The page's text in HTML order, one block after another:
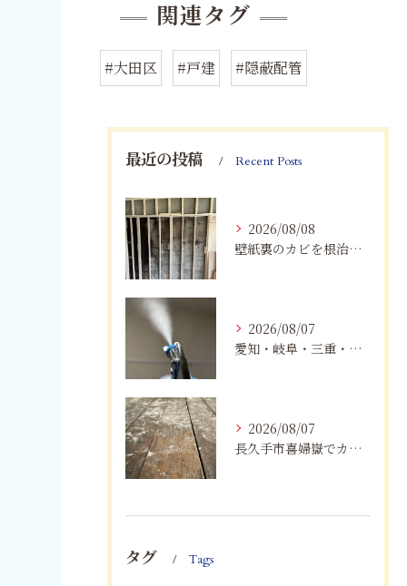
関連タグ
#大田区 #戸建 #隠蔽配管
最近の投稿 Recent Posts
2026/08/08
壁紙裏のカビを根治！下地交換と防カビリフォームの重要性
2026/08/07
愛知・岐阜・三重・静岡でカビアレルギーにお悩みの方へ｜MIST工法®による安全なカビ対策と健康な住まいづくり
2026/08/07
長久手市喜婦嶽でカビに悩んだら｜住宅の湿気対策とプロによる解決方法
タグ Tags